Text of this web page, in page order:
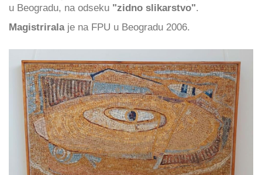
u Beogradu, na odseku "zidno slikarstvo".
Magistriralaje na FPU u Beogradu 2006.